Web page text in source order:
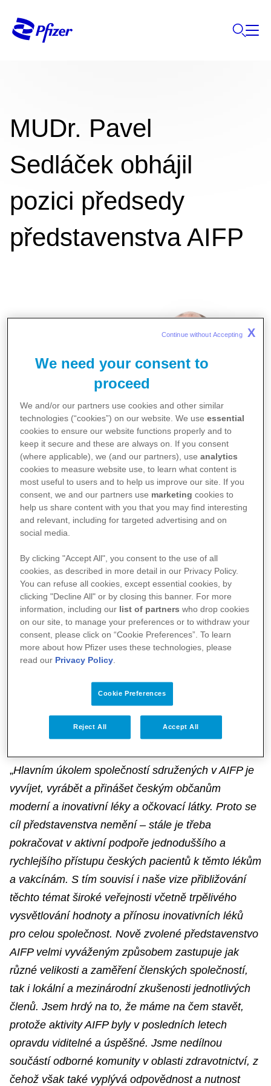
MUDr. Pavel
Sedláček obhájil
pozici předsedy
představenstva AIFP
Generální ředitel společnoti Pfizer spol. s r.o.,
MUDr. Pavel Sedláček, byl na prosincovém
zasedání představenstva Asociace
opětovně zvolen předsedou představenstva
AIFP.
AIFP sdružuje 35 farmaceutických společností, jež
se zaměřují na výzkum a vývoj nových léčiv. Pavel
Sedláček obhájil svou pozici v čele statutárního
orgánu na nadcházející dvouleté období 2024–
2025. Představenstvo AIFP je sedmičlenné a tímto
gratulujeme všem členům představenstva ke
„Hlavním úkolem společností sdružených v AIFP je
vyvíjet, vyrábět a přinášet českým občanům
moderní a inovativní léky a očkovací látky. Proto se
cíl představenstva nemění – stále je třeba
pokračovat v aktivní podpoře jednoduššího a
rychlejšího přístupu českých pacientů k těmto lékům
a vakcínám. S tím souvisí i naše vize přibližování
těchto témat široké veřejnosti včetně trpělivého
vysvětlování hodnoty a přínosu inovativních léků
pro celou společnost. Nově zvolené představenstvo
AIFP velmi vyváženým způsobem zastupuje jak
různé velikosti a zaměření členských společností,
tak i lokální a mezinárodní zkušenosti jednotlivých
členů. Jsem hrdý na to, že máme na čem stavět,
protože aktivity AIFP byly v posledních letech
opravdu viditelné a úspěšné. Jsme nedílnou
součástí odborné komunity v oblasti zdravotnictví, z
čehož však také vyplývá odpovědnost a nutnost
We need your consent to
proceed
We and/or our partners use cookies and other similar
technologies (“cookies”) on our website. We useessential
cookies to ensure our website functions properly and to
keep it secure and these are always on. If you consent
(where applicable), we (and our partners), useanalytics
cookies to measure website use, to learn what content is
most useful to users and to help us improve our site. If you
consent, we and our partners use marketing cookies to
help us share content with you that you may find interesting
and relevant, including for targeted advertising and on
social media.
By clicking "Accept All", you consent to the use of all
cookies, as described in more detail in our Privacy Policy.
You can refuse all cookies, except essential cookies, by
clicking "Decline All" or by closing this banner. For more
information, including our list of partners who drop cookies
on our site, to manage your preferences or to withdraw your
consent, please click on “Cookie Preferences”. To learn
more about how Pfizer uses these technologies, please
read our Privacy Policy.
Cookie Preferences
Reject All Accept All
Continue without Accepting X